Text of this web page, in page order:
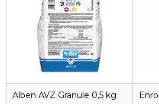
Alben AVZ Granule 0,5 kg